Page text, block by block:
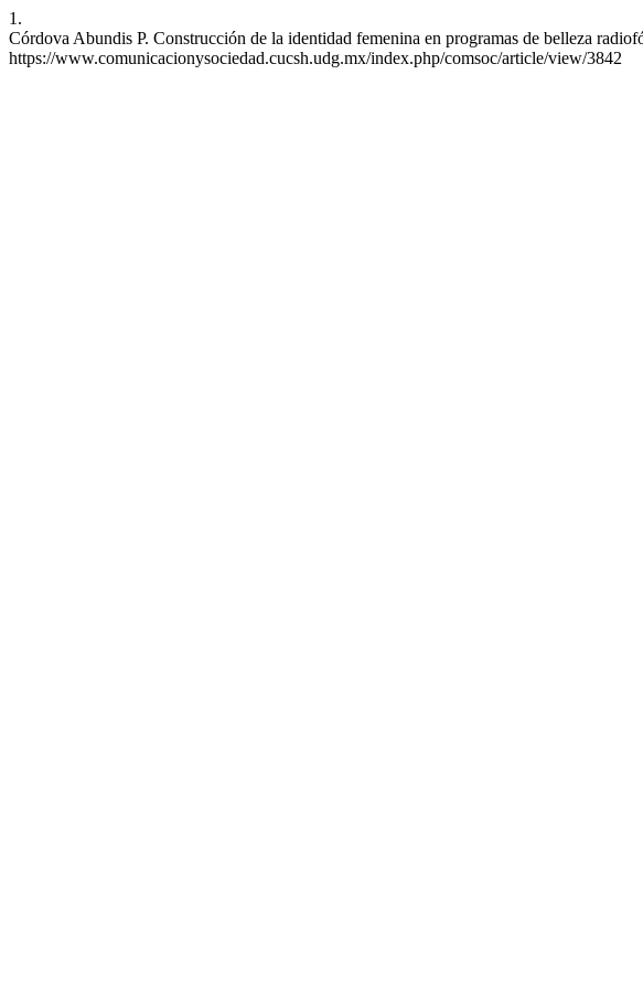
1.
Córdova Abundis P. Construcción de la identidad femenina en programas de belleza
https://www.comunicacionysociedad.cucsh.udg.mx/index.php/comsoc/article/view/3842